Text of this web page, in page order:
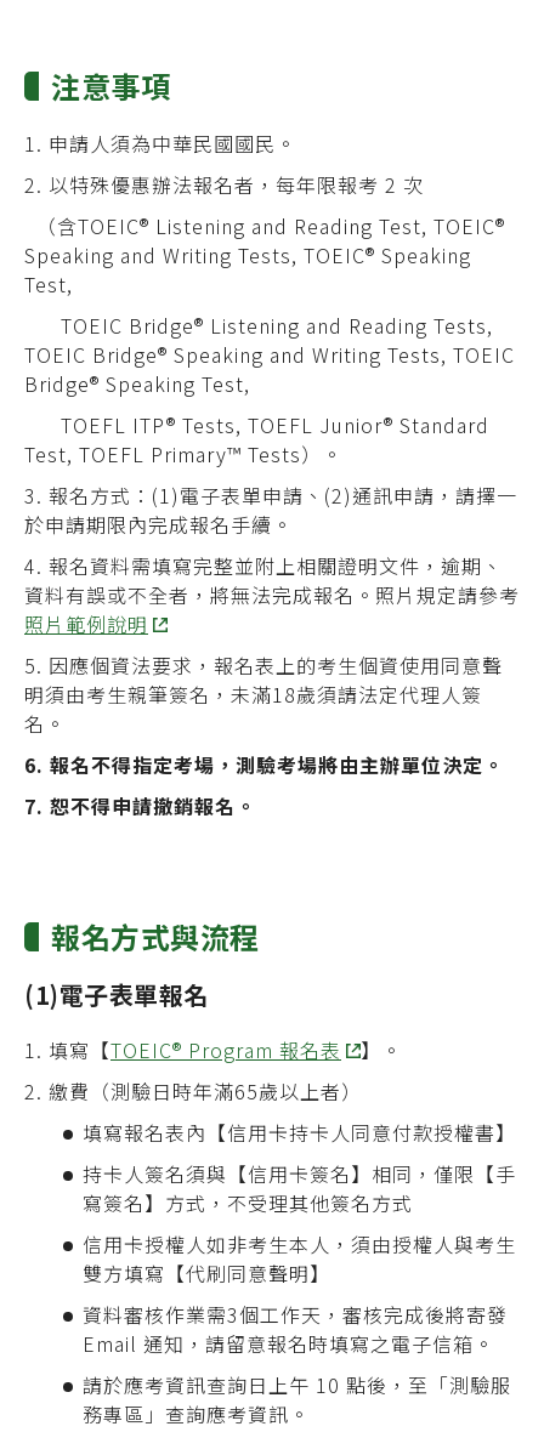
注意事項
申請人須為中華民國國民。
以特殊優惠辦法報名者，每年限報考 2 次
（含TOEIC® Listening and Reading Test, TOEIC®
Speaking and Writing Tests, TOEIC® Speaking
Test,
TOEIC Bridge® Listening and Reading Tests,
TOEIC Bridge® Speaking and Writing Tests, TOEIC
Bridge® Speaking Test,
TOEFL ITP® Tests, TOEFL Junior® Standard
Test, TOEFL Primary™ Tests）。
3. 報名方式：(1)電子表單申請、(2)通訊申請，請擇一
於申請期限內完成報名手續。
4. 報名資料需填寫完整並附上相關證明文件，逾期、
資料有誤或不全者，將無法完成報名。照片規定請參考
照片範例說明
5. 因應個資法要求，報名表上的考生個資使用同意聲
明須由考生親筆簽名，未滿18歲須請法定代理人簽
名。
6. 報名不得指定考場，測驗考場將由主辦單位決定。
7. 恕不得申請撤銷報名。
報名方式與流程
(1)電子表單報名
1. 填寫【TOEIC® Program 報名表 】
。
2. 繳費（測驗日時年滿65歲以上者）
填寫報名表內【信用卡持卡人同意付款授權書】
持卡人簽名須與【信用卡簽名】相同，僅限【手
寫簽名】方式，不受理其他簽名方式
信用卡授權人如非考生本人，須由授權人與考生
雙方填寫【代刷同意聲明】
資料審核作業需3個工作天，審核完成後將寄發
Email 通知，請留意報名時填寫之電子信箱。
請於應考資訊查詢日上午 10 點後，至「測驗服
務專區」查詢應考資訊。